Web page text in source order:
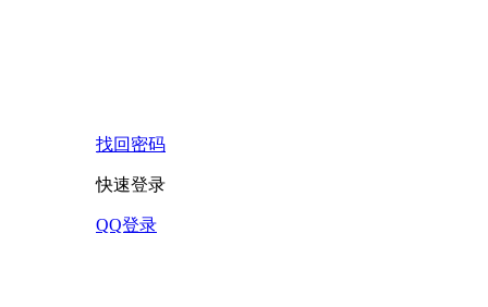
找回密码
快速登录
QQ登录